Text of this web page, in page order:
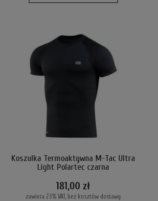
Koszulka Termoaktywna M-Tac Ultra
Light Polartec czarna
181,00 zł
zawiera 23% VAT, bez kosztów dostawy